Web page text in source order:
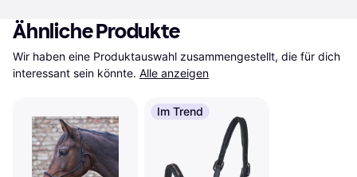
Ähnliche Produkte
Wir haben eine Produktauswahl zusammengestellt, die für dich
interessant sein könnte. Alle anzeigen
Im Trend